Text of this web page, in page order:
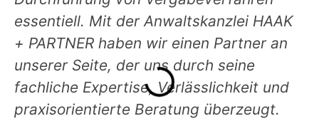
essentiell. Mit der Anwaltskanzlei HAAK
+ PARTNER haben wir einen Partner an
unserer Seite, der uns durch seine
fachliche Expertise, Verlässlichkeit und
praxisorientierte Beratung überzeugt.